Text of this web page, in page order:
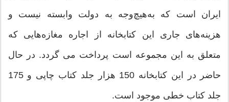
ایران است که به‌هیچ‌وجه به دولت وابسته نیست و
هزینه‌های جاری این کتابخانه از اجاره مغازه‌هایی که
متعلق به این مجموعه است پرداخت می گردد. در حال
حاضر در این کتابخانه 150 هزار جلد کتاب چاپی و 175
جلد کتاب خطی موجود است.